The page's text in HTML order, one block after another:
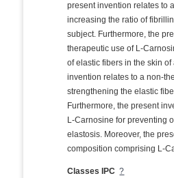
present invention relates to
increasing the ratio of
subject. Furthermore, the
therapeutic use of L-
of elastic fibers in the skin
invention relates to a non-
strengthening the elastic
Furthermore, the present
L-Carnosine for preventing
elastosis. Moreover, the
composition comprising L-
Classes IPC ?